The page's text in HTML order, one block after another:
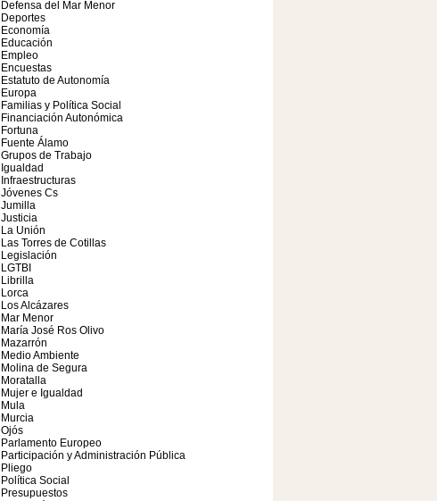
Defensa del Mar Menor
Deportes
Economía
Educación
Empleo
Encuestas
Estatuto de Autonomía
Europa
Familias y Política Social
Financiación Autonómica
Fortuna
Fuente Álamo
Grupos de Trabajo
Igualdad
Infraestructuras
Jóvenes Cs
Jumilla
Justicia
La Unión
Las Torres de Cotillas
Legislación
LGTBI
Librilla
Lorca
Los Alcázares
Mar Menor
María José Ros Olivo
Mazarrón
Medio Ambiente
Molina de Segura
Moratalla
Mujer e Igualdad
Mula
Murcia
Ojós
Parlamento Europeo
Participación y Administración Pública
Pliego
Política Social
Presupuestos